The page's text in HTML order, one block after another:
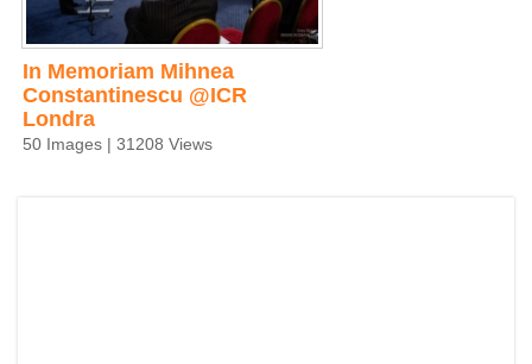
In Memoriam Mihnea
Constantinescu @ICR
Londra
50 Images | 31208 Views